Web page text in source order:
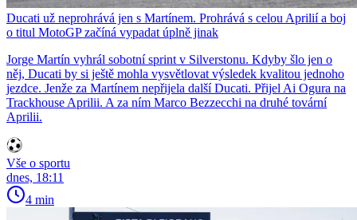
Ducati už neprohrává jen s Martínem. Prohrává s celou Aprilií a boj
o titul MotoGP začíná vypadat úplně jinak
Jorge Martín vyhrál sobotní sprint v Silverstonu. Kdyby šlo jen o
něj, Ducati by si ještě mohla vysvětlovat výsledek kvalitou jednoho
jezdce. Jenže za Martínem nepřijela další Ducati. Přijel Ai Ogura na
Trackhouse Aprilii. A za ním Marco Bezzecchi na druhé tovární
Aprilii.
Vše o sportu
dnes, 18:11
4 min